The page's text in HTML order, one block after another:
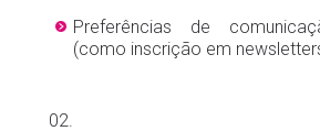
Preferências de
(como inscrição em